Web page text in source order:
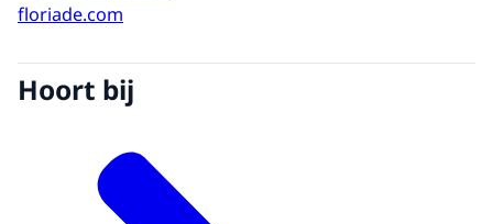
floriade.com
Hoort bij